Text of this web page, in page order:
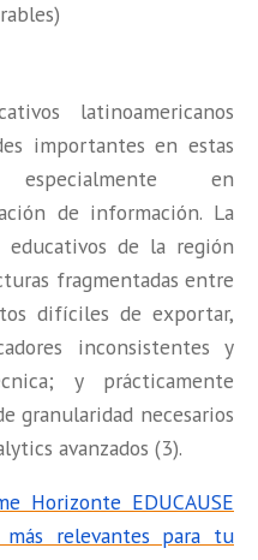
latinoamericanos
importantes en estas
en
de información. La
educativos de la región
fragmentadas entre
difíciles de exportar,
inconsistentes y
y prácticamente
granularidad necesarios
avanzados (3).
Horizonte EDUCAUSE
relevantes para tu